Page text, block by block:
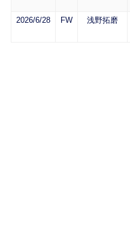
2026/6/28
FW 浅野拓磨